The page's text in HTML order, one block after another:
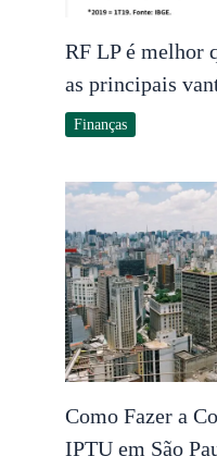
RF LP é melhor
as principais
Finanças
Como Fazer a
IPTU em São